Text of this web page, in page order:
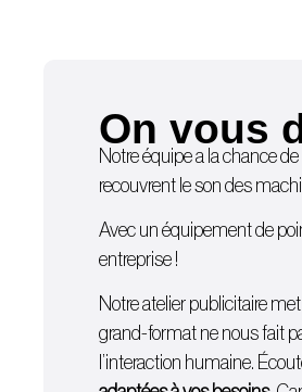
On vous
Notre équipe a la chance
recouvrent le son des
Avec un équipement de
entreprise !
Notre atelier publicitaire
grand-format ne nous fait
l’interaction humaine.